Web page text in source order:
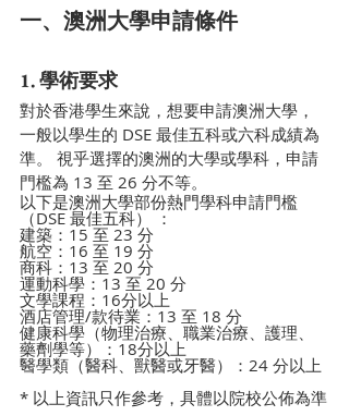
一、澳洲大學申請條件
1. 學術要求
對於香港學生來說，想要申請澳洲大學，
一般以學生的 DSE 最佳五科或六科成績為
準。 視乎選擇的澳洲的大學或學科，申請
門檻為 13 至 26 分不等。
以下是澳洲大學部份熱門學科申請門檻
（DSE 最佳五科） ：
建築：15 至 23 分
航空：16 至 19 分
商科：13 至 20 分
運動科學：13 至 20 分
文學課程：16分以上
酒店管理/款待業：13 至 18 分
健康科學（物理治療、職業治療、護理、
藥劑學等）：18分以上
醫學類（醫科、獸醫或牙醫）：24 分以上
* 以上資訊只作參考，具體以院校公佈為準